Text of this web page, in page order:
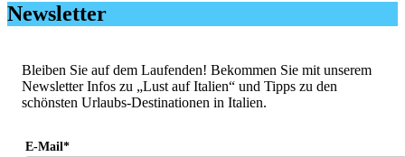
Newsletter
Bleiben Sie auf dem Laufenden! Bekommen Sie mit unserem
Newsletter Infos zu „Lust auf Italien“ und Tipps zu den
schönsten Urlaubs-Destinationen in Italien.
E-Mail*